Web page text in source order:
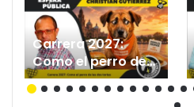
Carrera 2027:
Como el perro de
las dos tortas.